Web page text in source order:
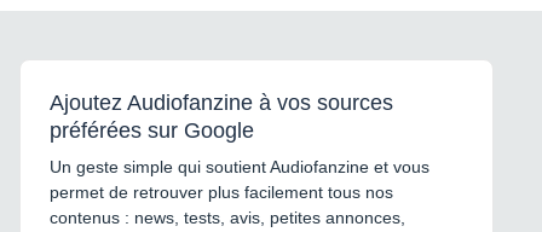
Ajoutez Audiofanzine à vos sources
préférées sur Google
Un geste simple qui soutient Audiofanzine et vous
permet de retrouver plus facilement tous nos
contenus : news, tests, avis, petites annonces,